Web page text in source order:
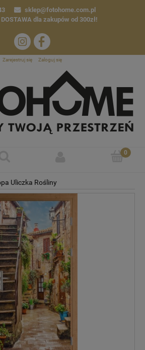
sklep@fotohome.com.pl
dla zakupów od 300zł!
Zarejestruj się Zaloguj się
Uliczka Rośliny